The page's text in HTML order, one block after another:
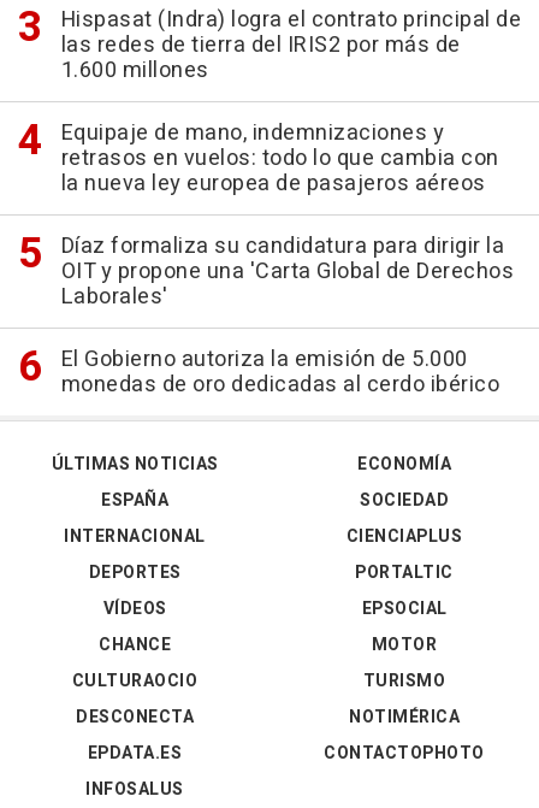
Hispasat (Indra) logra el contrato principal de
las redes de tierra del IRIS2 por más de
1.600 millones
Equipaje de mano, indemnizaciones y
retrasos en vuelos: todo lo que cambia con
la nueva ley europea de pasajeros aéreos
Díaz formaliza su candidatura para dirigir la
OIT y propone una 'Carta Global de Derechos
Laborales'
El Gobierno autoriza la emisión de 5.000
monedas de oro dedicadas al cerdo ibérico
ÚLTIMAS NOTICIAS
ESPAÑA
INTERNACIONAL
DEPORTES
VÍDEOS
ECONOMÍA
SOCIEDAD
CIENCIAPLUS
PORTALTIC
EPSOCIAL
CHANCE
CULTURAOCIO
DESCONECTA
EPDATA.ES
INFOSALUS
MOTOR
TURISMO
NOTIMÉRICA
CONTACTOPHOTO